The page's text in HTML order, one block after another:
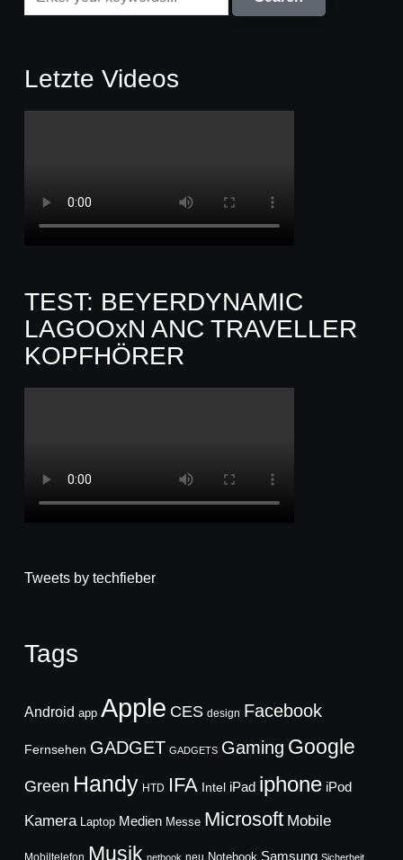
Letzte Videos
TEST: BEYERDYNAMIC
LAGOOxN ANC TRAVELLER
KOPFHÖRER
Tweets by techfieber
Tags
Android app Apple CES design Facebook
Fernsehen GADGET GADGETS Gaming Google
Green Handy HTD IFA Intel iPad iphone iPod
Kamera Laptop Medien Messe Microsoft Mobile
Mobiltelefon Musik netbook neu Notebook Samsung Sicherheit